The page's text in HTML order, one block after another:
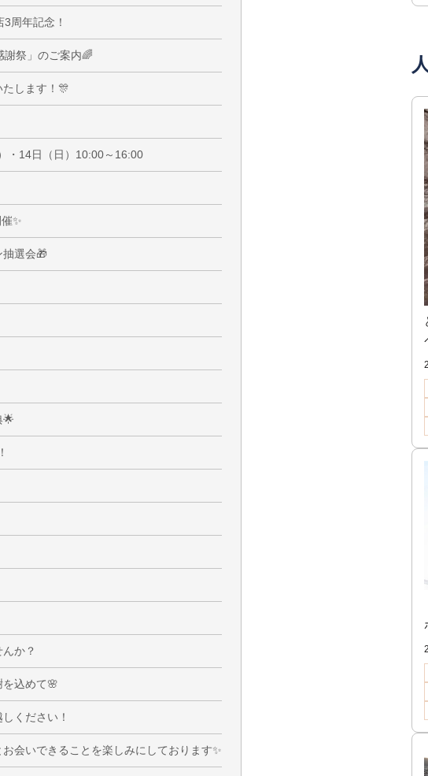
周年記念！
謝祭」のご案内🌈
します！🎊
・14日（日）10:00～16:00
✨
選会🎁
🌟
か？
込めて🌸
ください！
会いできることを楽しみにしております✨